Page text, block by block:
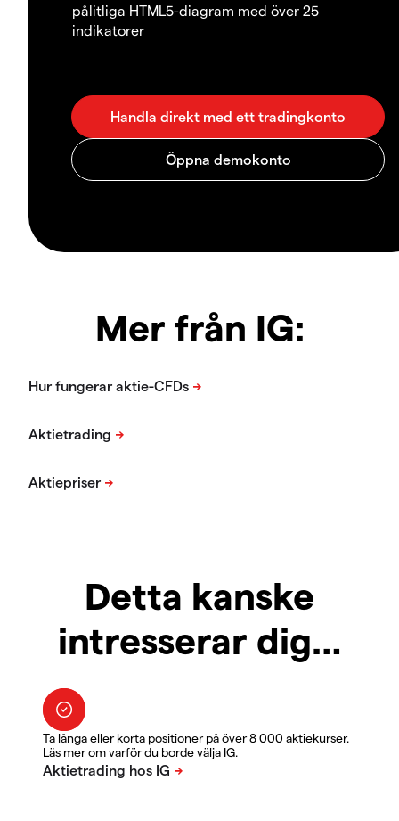
pålitliga HTML5-diagram med över 25
indikatorer
Mer från IG:
Detta kanske
intresserar dig…
Ta långa eller korta positioner på över 8 000 aktiekurser.
Läs mer om varför du borde välja IG.